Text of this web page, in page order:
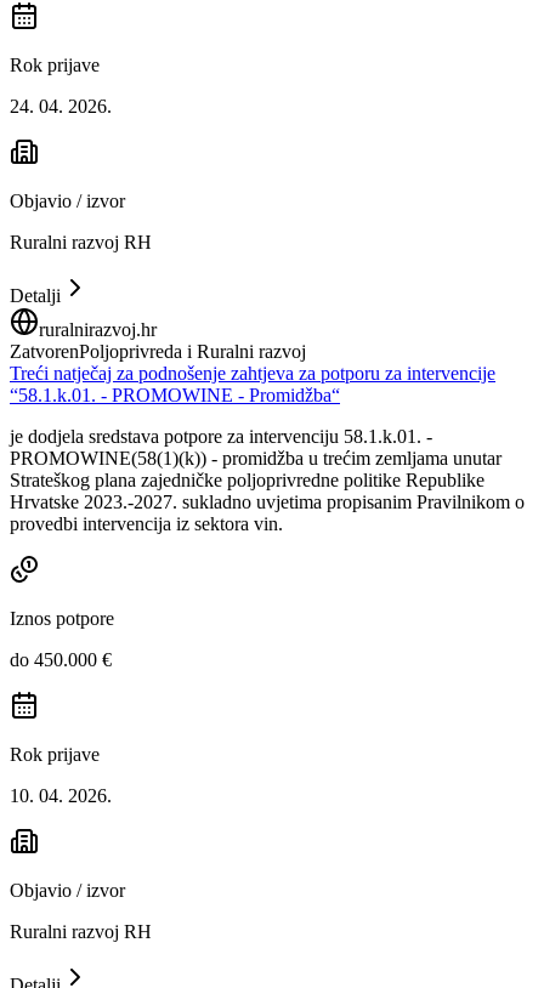
Rok prijave
24. 04. 2026.
Objavio / izvor
Ruralni razvoj RH
Detalji
ruralnirazvoj.hr
ZatvorenPoljoprivreda i Ruralni razvoj
Treći natječaj za podnošenje zahtjeva za potporu za intervencije
“58.1.k.01. - PROMOWINE - Promidžba“
je dodjela sredstava potpore za intervenciju 58.1.k.01. -
PROMOWINE(58(1)(k)) - promidžba u trećim zemljama unutar
Strateškog plana zajedničke poljoprivredne politike Republike
Hrvatske 2023.-2027. sukladno uvjetima propisanim Pravilnikom o
provedbi intervencija iz sektora vin.
Iznos potpore
do 450.000 €
Rok prijave
10. 04. 2026.
Objavio / izvor
Ruralni razvoj RH